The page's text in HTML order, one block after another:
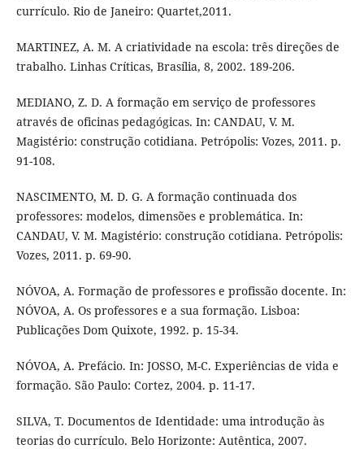
currículo. Rio de Janeiro: Quartet,2011.
MARTINEZ, A. M. A criatividade na escola: três direções de
trabalho. Linhas Críticas, Brasília, 8, 2002. 189-206.
MEDIANO, Z. D. A formação em serviço de professores
através de oficinas pedagógicas. In: CANDAU, V. M.
Magistério: construção cotidiana. Petrópolis: Vozes, 2011. p.
91-108.
NASCIMENTO, M. D. G. A formação continuada dos
professores: modelos, dimensões e problemática. In:
CANDAU, V. M. Magistério: construção cotidiana. Petrópolis:
Vozes, 2011. p. 69-90.
NÓVOA, A. Formação de professores e profissão docente. In:
NÓVOA, A. Os professores e a sua formação. Lisboa:
Publicações Dom Quixote, 1992. p. 15-34.
NÓVOA, A. Prefácio. In: JOSSO, M-C. Experiências de vida e
formação. São Paulo: Cortez, 2004. p. 11-17.
SILVA, T. Documentos de Identidade: uma introdução às
teorias do currículo. Belo Horizonte: Autêntica, 2007.